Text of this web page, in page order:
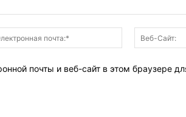
Электронная
почта:*
почты и веб-сайт в этом браузере